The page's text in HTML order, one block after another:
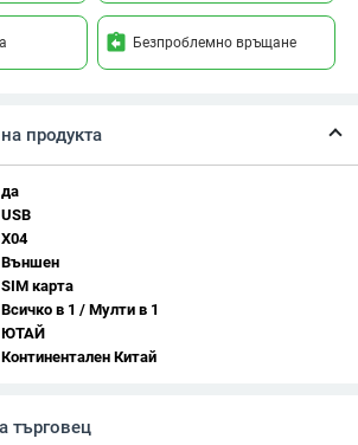
assignment_return Безпроблемно връщане
продукта
да
USB
X04
Външен
SIM карта
Всичко в 1 / Мулти в 1
ЮТАЙ
Континентален Китай
търговец